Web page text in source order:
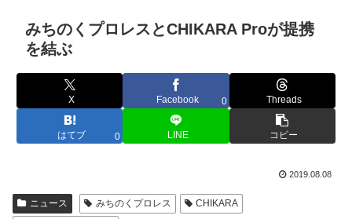
みちのくプロレスとCHIKARA Proが提携
を結ぶ
X Facebook 0 Threads
はてブ 0 LINE コピー
2019.08.08
ニュース みちのくプロレス
CHIKARA